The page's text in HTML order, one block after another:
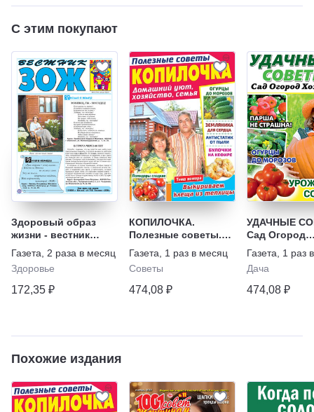
С этим покупают
Здоровый образ
жизни - вестник
"ЗОЖ"
Газета
2 раза в месяц
Здоровье
172,35 ₽
КОПИЛОЧКА.
Полезные советы.
Домашний уют,
хозяйство, семья
Газета
1 раз в месяц
Советы
474,08 ₽
УДАЧНЫЕ
Сад Огород
Хозяйство
Газета
1 раз
Дача
474,08 ₽
Похожие издания